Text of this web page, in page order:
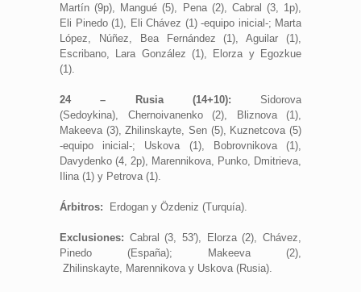
Martín (9p), Mangué (5), Pena (2), Cabral (3, 1p),
Eli Pinedo (1), Eli Chávez (1) -equipo inicial-; Marta
López, Núñez, Bea Fernández (1), Aguilar (1),
Escribano, Lara González (1), Elorza y Egozkue
(1).
24 – Rusia (14+10): Sidorova
(Sedoykina), Chernoivanenko (2), Bliznova (1),
Makeeva (3), Zhilinskayte, Sen (5), Kuznetcova (5)
-equipo inicial-; Uskova (1), Bobrovnikova (1),
Davydenko (4, 2p), Marennikova, Punko, Dmitrieva,
Ilina (1) y Petrova (1).
Árbitros: Erdogan y Özdeniz (Turquía).
Exclusiones: Cabral (3, 53′), Elorza (2), Chávez,
Pinedo (España); Makeeva (2),
Zhilinskayte, Marennikova y Uskova (Rusia).